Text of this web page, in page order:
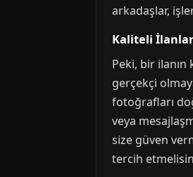
arkadaşlar,
Kaliteli
Peki, bir ilanın
gerçekçi
fotoğrafları
veya
size güven
tercih